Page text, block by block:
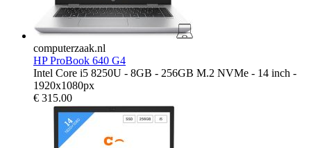
computerzaak.nl
HP ProBook 640 G4
Intel Core i5 8250U - 8GB - 256GB M.2 NVMe - 14 inch -
1920x1080px
€ 315.00